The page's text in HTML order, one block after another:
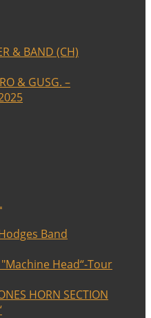
& BAND (CH)
& GUSG. –
Band
Head“-Tour
HORN SECTION